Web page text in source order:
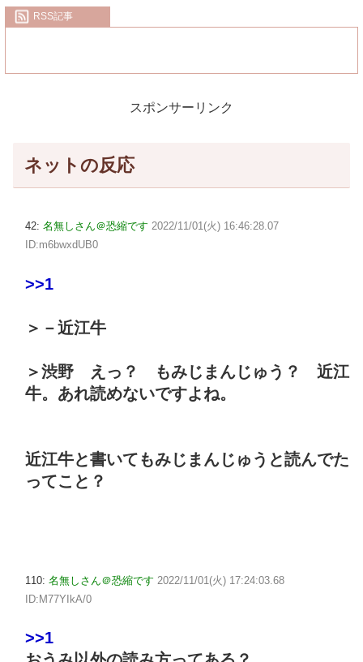
RSS記事
スポンサーリンク
ネットの反応
42: 名無しさん＠恐縮です 2022/11/01(火) 16:46:28.07
ID:m6bwxdUB0
>>1
＞－近江牛
＞渋野 えっ？ もみじまんじゅう？ 近江
牛。あれ読めないですよね。
近江牛と書いてもみじまんじゅうと読んでた
ってこと？
110: 名無しさん＠恐縮です 2022/11/01(火) 17:24:03.68
ID:M77YIkA/0
>>1